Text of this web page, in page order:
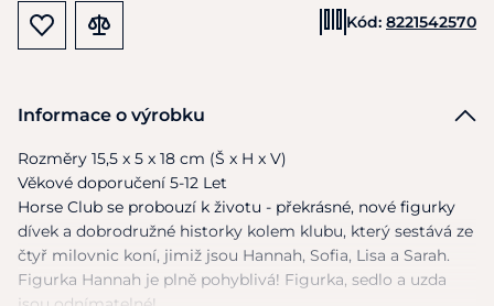
Kód: 8221542570
Informace o výrobku
Rozměry 15,5 x 5 x 18 cm (Š x H x V)
Věkové doporučení 5-12 Let
Horse Club se probouzí k životu - překrásné, nové figurky
dívek a dobrodružné historky kolem klubu, který sestává ze
čtyř milovnic koní, jimiž jsou Hannah, Sofia, Lisa a Sarah.
Figurka Hannah je plně pohyblivá! Figurka, sedlo a uzda